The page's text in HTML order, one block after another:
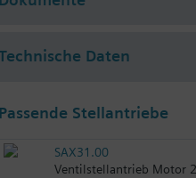
Daten
Passende Stellantriebe
SAX31.00
Ventilstellantrieb Motor